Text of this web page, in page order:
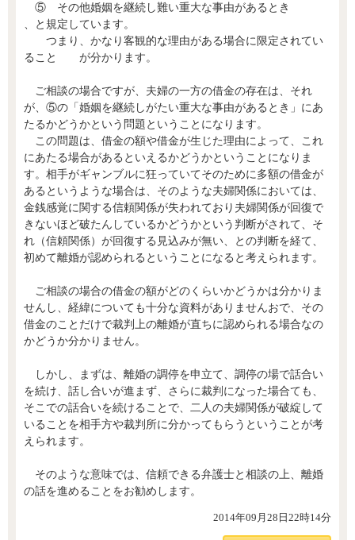
⑤ その他婚姻を継続し難い重大な事由があるとき
、と規定しています。
つまり、かなり客観的な理由がある場合に限定されてい
ること が分かります。
ご相談の場合ですが、夫婦の一方の借金の存在は、それ
が、⑤の「婚姻を継続しがたい重大な事由があるとき」にあ
たるかどうかという問題ということになります。
この問題は、借金の額や借金が生じた理由によって、これ
にあたる場合があるといえるかどうかということになりま
す。相手がギャンブルに狂っていてそのために多額の借金が
あるというような場合は、そのような夫婦関係においては、
金銭感覚に関する信頼関係が失われており夫婦関係が回復で
きないほど破たんしているかどうかという判断がされて、そ
れ（信頼関係）が回復する見込みが無い、との判断を経て、
初めて離婚が認められるということになると考えられます。
ご相談の場合の借金の額がどのくらいかどうかは分かりま
せんし、経緯についても十分な資料がありませんおで、その
借金のことだけで裁判上の離婚が直ちに認められる場合なの
かどうか分かりません。
しかし、まずは、離婚の調停を申立て、調停の場で話合い
を続け、話し合いが進まず、さらに裁判になった場合ても、
そこでの話合いを続けることで、二人の夫婦関係が破綻して
いることを相手方や裁判所に分かってもらうということが考
えられます。
そのような意味では、信頼できる弁護士と相談の上、離婚
の話を進めることをお勧めします。
2014年09月28日22時14分